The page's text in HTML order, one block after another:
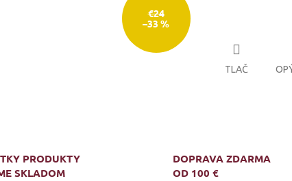
€24
–33 %
TLAČ
PRODUKTY
SKLADOM
DOPRAVA ZDARMA
OD 100 €